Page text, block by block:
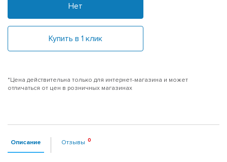
Нет
Купить в 1 клик
*Цена действительна только для интернет-магазина и может
отличаться от цен в розничных магазинах
Описание Отзывы